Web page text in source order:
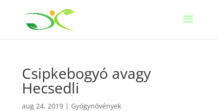
Csipkebogyó avagy
Hecsedli
aug 24, 2019| Gyógynövények